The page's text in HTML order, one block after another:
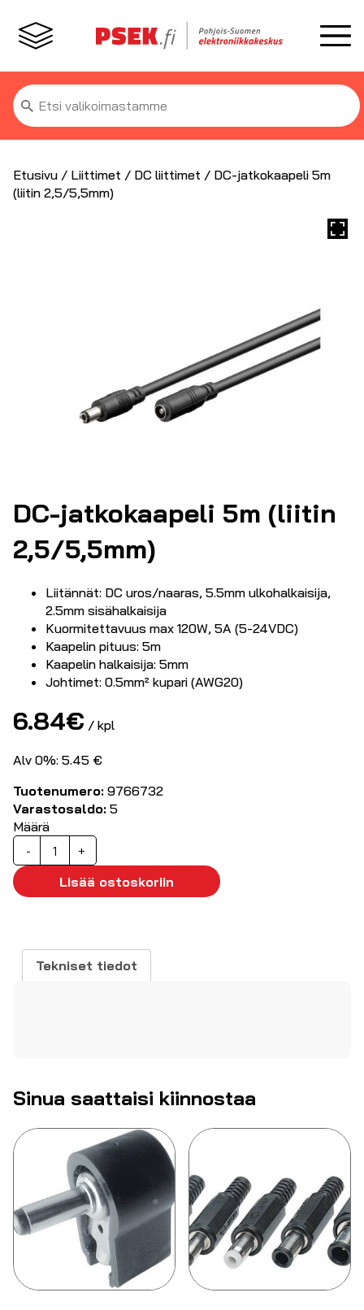
Etsi:
Etusivu / Liittimet / DC liittimet / DC-jatkokaapeli 5m
(liitin 2,5/5,5mm)
DC-jatkokaapeli 5m (liitin
2,5/5,5mm)
Liitännät: DC uros/naaras, 5.5mm ulkohalkaisija,
2.5mm sisähalkaisija
Kuormitettavuus max 120W, 5A (5-24VDC)
Kaapelin pituus: 5m
Kaapelin halkaisija: 5mm
Johtimet: 0.5mm² kupari (AWG20)
6.84€ / kpl
Alv 0%: 5.45 €
Tuotenumero: 9766732
Varastosaldo: 5
Määrä
-
DC-
jatkokaapeli
(liitin
+
Lisää ostoskoriin
Tekniset tiedot
Sinua saattaisi kiinnostaa